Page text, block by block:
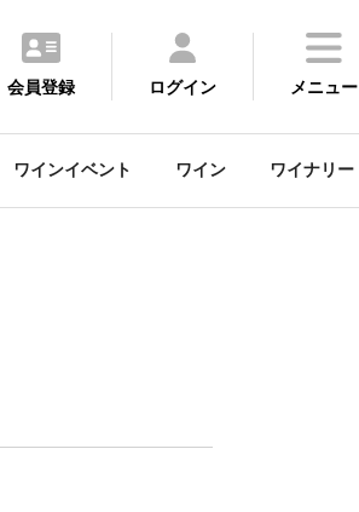
会員登録 ログイン メニュー
ワインイベント ワイン ワイナリー